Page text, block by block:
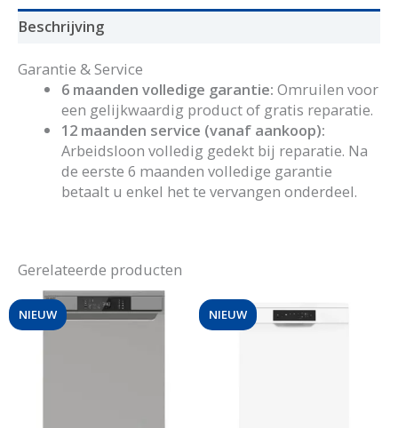
Beschrijving
Garantie & Service
6 maanden volledige garantie: Omruilen voor
een gelijkwaardig product of gratis reparatie.
12 maanden service (vanaf aankoop):
Arbeidsloon volledig gedekt bij reparatie. Na
de eerste 6 maanden volledige garantie
betaalt u enkel het te vervangen onderdeel.
Gerelateerde producten
NIEUW NIEUW